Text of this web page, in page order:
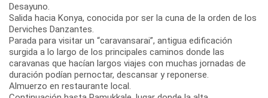
Desayuno.
Salida hacia Konya, conocida por ser la cuna de la orden de los
Derviches Danzantes.
Parada para visitar un “caravansarai”, antigua edificación
surgida a lo largo de los principales caminos donde las
caravanas que hacían largos viajes con muchas jornadas de
duración podían pernoctar, descansar y reponerse.
Almuerzo en restaurante local.